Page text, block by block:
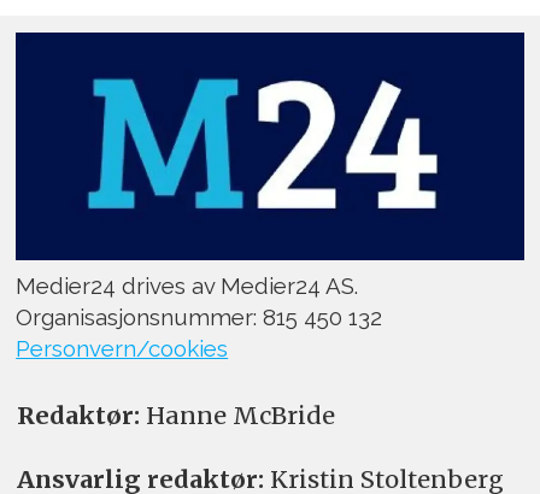
Medier24 drives av Medier24 AS.
Organisasjonsnummer: 815 450 132
Personvern/cookies
Redaktør: Hanne McBride
Ansvarlig redaktør: Kristin Stoltenberg